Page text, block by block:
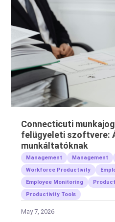
Connecticuti
felügyeleti szoftvere:
munkáltatóknak
Management Management
Workforce Productivity
Employee Monitoring
Productivity Tools
May 7, 2026